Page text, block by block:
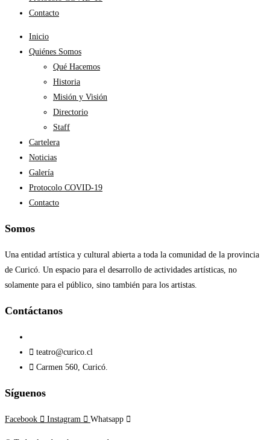
Contacto
Inicio
Quiénes Somos
Qué Hacemos
Historia
Misión y Visión
Directorio
Staff
Cartelera
Noticias
Galería
Protocolo COVID-19
Contacto
Somos
Una entidad artística y cultural abierta a toda la comunidad de la provincia
de Curicó. Un espacio para el desarrollo de actividades artísticas, no
solamente para el público, sino también para los artistas.
Contáctanos​
teatro@curico.cl
Carmen 560, Curicó.
Síguenos
Facebook Instagram Whatsapp